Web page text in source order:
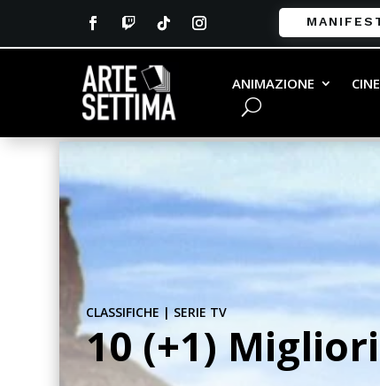
ANIMAZIONE
CLASSIFICHE|SERIE TV
10 (+1)